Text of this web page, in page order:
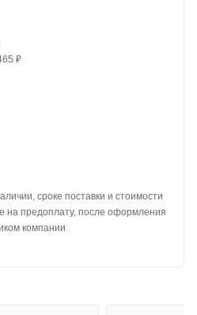
₽
сроке поставки и стоимости
на предоплату, после оформления
компании